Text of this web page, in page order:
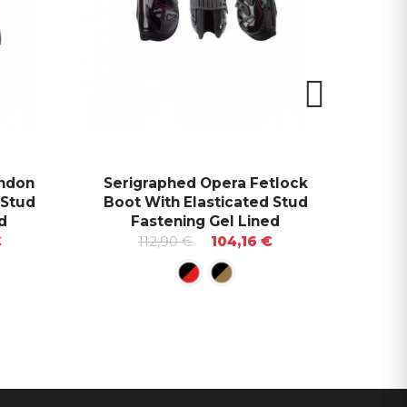
Serigraphed Opera Fetlock
Boot With Elasticated Stud
Fastening Gel Lined
112,90 €
104,16 €